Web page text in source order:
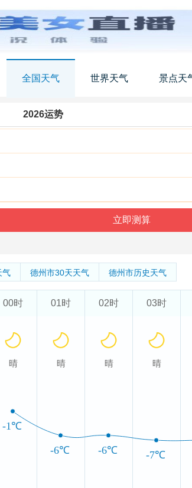
全国天气 世界天气 景点天
2026运势
气 德州市30天天气 德州市历史天气
00时
晴
01时
晴
02时
晴
03时
晴
-1℃
-6℃ -6℃ -7℃